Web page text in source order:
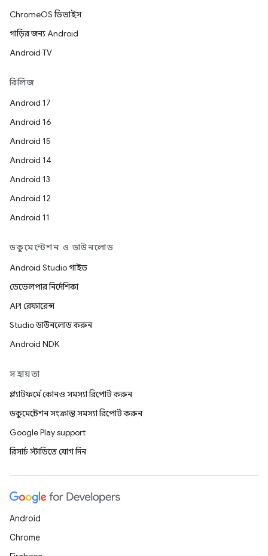
ChromeOS ডিভাইস
গাড়ির জন্য Android
Android TV
রিলিজ
Android 17
Android 16
Android 15
Android 14
Android 13
Android 12
Android 11
ডকুমেন্টেশন ও ডাউনলোড
Android Studio গাইড
ডেভেলপার নির্দেশিকা
API রেফারেন্স
Studio ডাউনলোড করুন
Android NDK
সহায়তা
প্ল্যাটফর্মে কোনও সমস্যা রিপোর্ট করুন
ডকুমেন্টেশন সংক্রান্ত সমস্যা রিপোর্ট করুন
Google Play support
রিসার্চ স্টাডিতে যোগ দিন
Android
Chrome